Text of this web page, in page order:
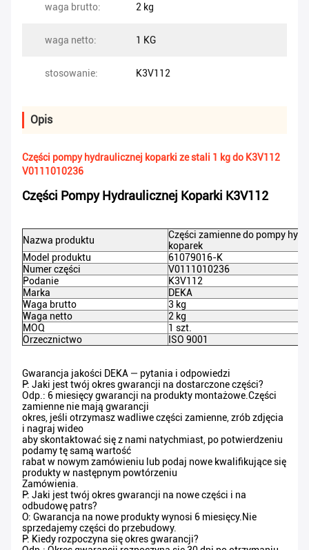
waga brutto: 2 kg
waga netto: 1 KG
stosowanie: K3V112
Opis
Części pompy hydraulicznej koparki ze stali 1 kg do K3V112
V0111010236
Części Pompy Hydraulicznej Koparki K3V112
Nazwa produktu
Części zamienne do pompy
koparek
Model produktu
61079016-K
Numer części
V0111010236
Podanie
K3V112
Marka
DEKA
Waga brutto
3 kg
Waga netto
2 kg
MOQ
1 szt.
Orzecznictwo
ISO 9001
Gwarancja jakości DEKA — pytania i odpowiedzi
P: Jaki jest twój okres gwarancji na dostarczone części?
Odp.: 6 miesięcy gwarancji na produkty montażowe.Części
zamienne nie mają gwarancji
okres, jeśli otrzymasz wadliwe części zamienne, zrób zdjęcia
i nagraj wideo
aby skontaktować się z nami natychmiast, po potwierdzeniu
podamy tę samą wartość
rabat w nowym zamówieniu lub podaj nowe kwalifikujące się
produkty w następnym powtórzeniu
Zamówienia.
P: Jaki jest twój okres gwarancji na nowe części i na
odbudowę patrs?
O: Gwarancja na nowe produkty wynosi 6 miesięcy.Nie
sprzedajemy części do przebudowy.
P: Kiedy rozpoczyna się okres gwarancji?